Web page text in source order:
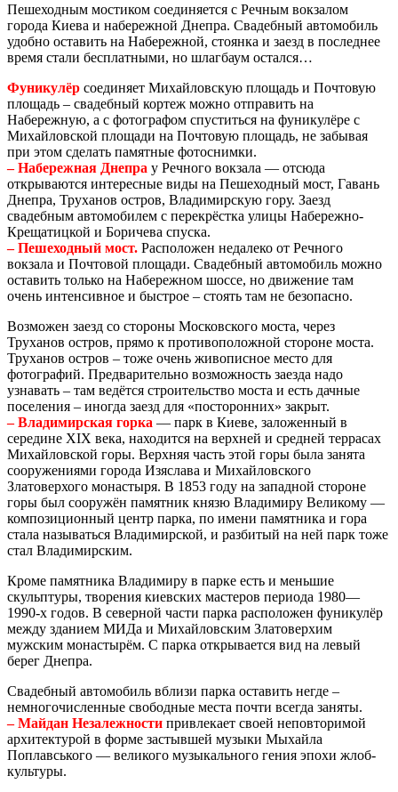
Пешеходным мостиком соединяется с Речным вокзалом
города Киева и набережной Днепра. Свадебный автомобиль
удобно оставить на Набережной, стоянка и заезд в последнее
время стали бесплатными, но шлагбаум остался…
Фуникулёр соединяет Михайловскую площадь и Почтовую
площадь – свадебный кортеж можно отправить на
Набережную, а с фотографом спуститься на фуникулёре с
Михайловской площади на Почтовую площадь, не забывая
при этом сделать памятные фотоснимки.
– Набережная Днепра у Речного вокзала — отсюда
открываются интересные виды на Пешеходный мост, Гавань
Днепра, Труханов остров, Владимирскую гору. Заезд
свадебным автомобилем с перекрёстка улицы Набережно-
Крещатицкой и Боричева спуска.
– Пешеходный мост. Расположен недалеко от Речного
вокзала и Почтовой площади. Свадебный автомобиль можно
оставить только на Набережном шоссе, но движение там
очень интенсивное и быстрое – стоять там не безопасно.
Возможен заезд со стороны Московского моста, через
Труханов остров, прямо к противоположной стороне моста.
Труханов остров – тоже очень живописное место для
фотографий. Предварительно возможность заезда надо
узнавать – там ведётся строительство моста и есть дачные
поселения – иногда заезд для «посторонних» закрыт.
– Владимирская горка — парк в Киеве, заложенный в
середине XIX века, находится на верхней и средней террасах
Михайловской горы. Верхняя часть этой горы была занята
сооружениями города Изяслава и Михайловского
Златоверхого монастыря. В 1853 году на западной стороне
горы был сооружён памятник князю Владимиру Великому —
композиционный центр парка, по имени памятника и гора
стала называться Владимирской, и разбитый на ней парк тоже
стал Владимирским.
Кроме памятника Владимиру в парке есть и меньшие
скульптуры, творения киевских мастеров периода 1980—
1990-х годов. В северной части парка расположен фуникулёр
между зданием МИДа и Михайловским Златоверхим
мужским монастырём. С парка открывается вид на левый
берег Днепра.
Свадебный автомобиль вблизи парка оставить негде –
немногочисленные свободные места почти всегда заняты.
– Майдан Незалежности привлекает своей неповторимой
архитектурой в форме застывшей музыки Мыхайла
Поплавського — великого музыкального гения эпохи жлоб-
культуры.